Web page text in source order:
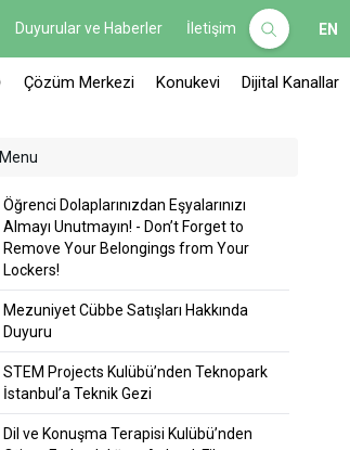
Duyurular ve Haberler İletişim EN
Çözüm Merkezi Konukevi Dijital Kanallar
Menu
Öğrenci Dolaplarınızdan Eşyalarınızı
Almayı Unutmayın! - Don’t Forget to
Remove Your Belongings from Your
Lockers!
Mezuniyet Cübbe Satışları Hakkında
Duyuru
STEM Projects Kulübü’nden Teknopark
İstanbul’a Teknik Gezi
Dil ve Konuşma Terapisi Kulübü’nden